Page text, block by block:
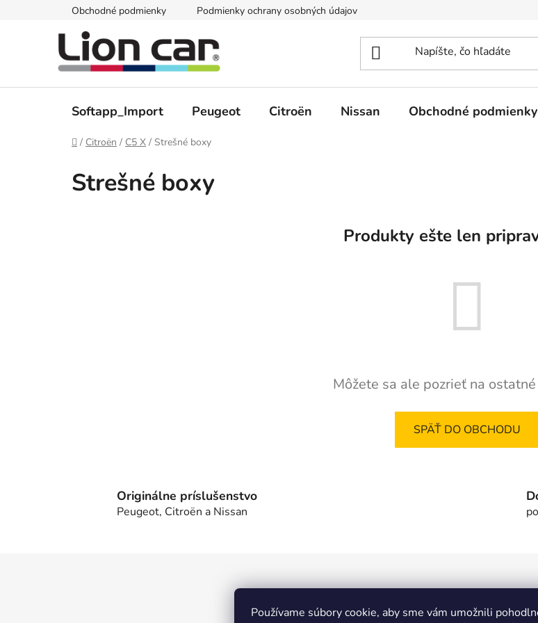
Používame súbory cookie, aby sme vám umožnili
Obchodné podmienky Podmienky ochrany osobných údajov
Softapp_Import Peugeot Citroën Nissan Obchodné podmienky
Domov
/ Citroën / C5 X / Strešné boxy
Strešné boxy
Produkty ešte len
Môžete sa ale pozrieť na
SPÄŤ DO OBCHODU
Originálne príslušenstvo
Peugeot, Citroën a Nissan